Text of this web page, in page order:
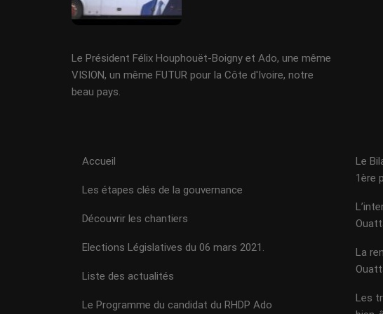
Le Président Félix Houphouët-Boigny et Ado, une même
VISION, un même FUTUR pour la Côte d'Ivoire, notre
beau pays.
Accueil
Les étapes clés de la gouvernance
Découvrir les chantiers
Elections Législatives du 06 mars 2021.
Liste des actualités
Le Programme du candidat du RHDP Ado
Le
1ère
La
Les